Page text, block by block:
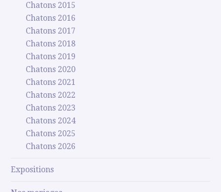
Chatons 2015
Chatons 2016
Chatons 2017
Chatons 2018
Chatons 2019
Chatons 2020
Chatons 2021
Chatons 2022
Chatons 2023
Chatons 2024
Chatons 2025
Chatons 2026
Expositions